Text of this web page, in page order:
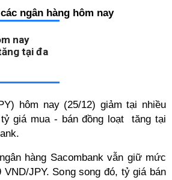
ngân hàng hôm nay
nay
tại đa
hôm nay (25/12) giảm tại nhiều
giá mua - bán đồng loạt tăng tại
hàng Sacombank vẫn giữ mức
VND/JPY. Song song đó, tỷ giá bán